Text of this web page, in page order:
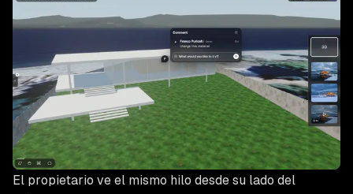
El propietario ve el mismo hilo desde su lado del